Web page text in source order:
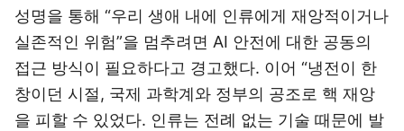
성명을 통해 “우리 생애 내에 인류에게 재앙적이거나
실존적인 위험”을 멈추려면 AI 안전에 대한 공동의
접근 방식이 필요하다고 경고했다. 이어 “냉전이 한
창이던 시절, 국제 과학계와 정부의 공조로 핵 재앙
을 피할 수 있었다. 인류는 전례 없는 기술 때문에 발